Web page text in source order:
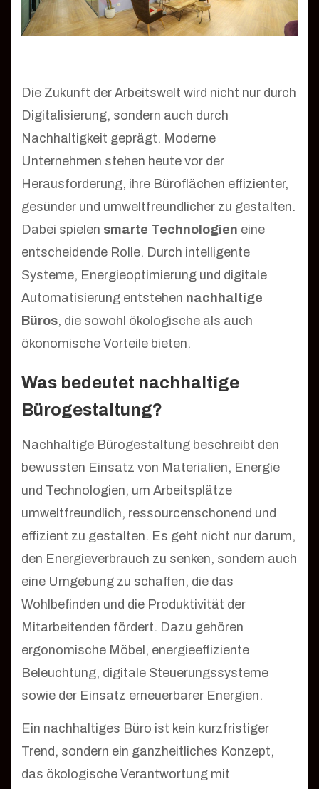
Die Zukunft der Arbeitswelt wird nicht nur durch
Digitalisierung, sondern auch durch
Nachhaltigkeit geprägt. Moderne
Unternehmen stehen heute vor der
Herausforderung, ihre Büroflächen effizienter,
gesünder und umweltfreundlicher zu gestalten.
Dabei spielen smarte Technologien eine
entscheidende Rolle. Durch intelligente
Systeme, Energieoptimierung und digitale
Automatisierung entstehen nachhaltige
Büros, die sowohl ökologische als auch
ökonomische Vorteile bieten.
Was bedeutet nachhaltige
Bürogestaltung?
Nachhaltige Bürogestaltung beschreibt den
bewussten Einsatz von Materialien, Energie
und Technologien, um Arbeitsplätze
umweltfreundlich, ressourcenschonend und
effizient zu gestalten. Es geht nicht nur darum,
den Energieverbrauch zu senken, sondern auch
eine Umgebung zu schaffen, die das
Wohlbefinden und die Produktivität der
Mitarbeitenden fördert. Dazu gehören
ergonomische Möbel, energieeffiziente
Beleuchtung, digitale Steuerungssysteme
sowie der Einsatz erneuerbarer Energien.
Ein nachhaltiges Büro ist kein kurzfristiger
Trend, sondern ein ganzheitliches Konzept,
das ökologische Verantwortung mit